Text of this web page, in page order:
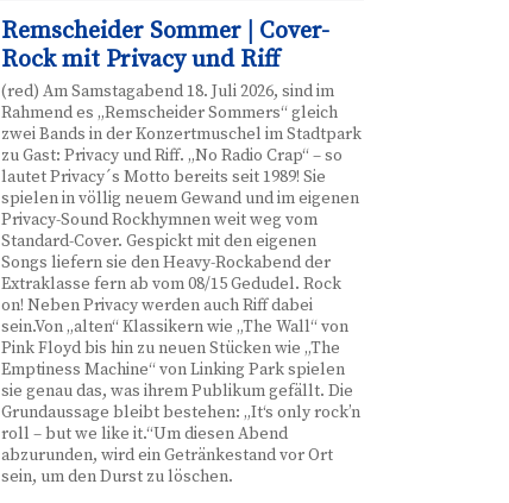
Remscheider Sommer | Cover-
Rock mit Privacy und Riff
(red) Am Samstagabend 18. Juli 2026, sind im
Rahmend es „Remscheider Sommers“ gleich
zwei Bands in der Konzertmuschel im Stadtpark
zu Gast: Privacy und Riff. „No Radio Crap“ – so
lautet Privacy´s Motto bereits seit 1989! Sie
spielen in völlig neuem Gewand und im eigenen
Privacy-Sound Rockhymnen weit weg vom
Standard-Cover. Gespickt mit den eigenen
Songs liefern sie den Heavy-Rockabend der
Extraklasse fern ab vom 08/15 Gedudel. Rock
on! Neben Privacy werden auch Riff dabei
sein.Von „alten“ Klassikern wie „The Wall“ von
Pink Floyd bis hin zu neuen Stücken wie „The
Emptiness Machine“ von Linking Park spielen
sie genau das, was ihrem Publikum gefällt. Die
Grundaussage bleibt bestehen: „It‘s only rock’n
roll – but we like it.“Um diesen Abend
abzurunden, wird ein Getränkestand vor Ort
sein, um den Durst zu löschen.